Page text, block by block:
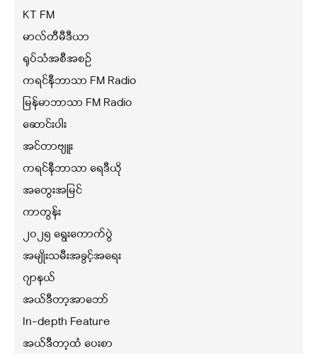
KT FM
မာလ်တီမီဒီယာ
ရုပ်သံအစီအစဉ်
ကရင်နီဘာသာ FM Radio
မြန်မာဘာသာ FM Radio
ဆောင်းပါး
အင်တာဗျူး
ကရင်နီဘာသာ ရေဒီယို
အတွေးအမြင်
ကာတွန်း
၂၀၂၅ ရွေးကောက်ပွဲ
အမျိုးသမီးအခွင့်အရေး
ဂျာနယ်
အယ်ဒီတာ့အာဘော်
In-depth Feature
အယ်ဒီတာ့ထံ ပေးစာ